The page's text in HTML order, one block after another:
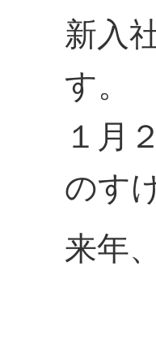
新入
す。
１月
のす
来年